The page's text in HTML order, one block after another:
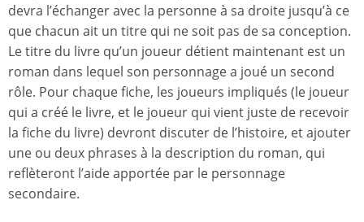
devra l’échanger avec la personne à sa droite jusqu’à ce
que chacun ait un titre qui ne soit pas de sa conception.
Le titre du livre qu’un joueur détient maintenant est un
roman dans lequel son personnage a joué un second
rôle. Pour chaque fiche, les joueurs impliqués (le joueur
qui a créé le livre, et le joueur qui vient juste de recevoir
la fiche du livre) devront discuter de l’histoire, et ajouter
une ou deux phrases à la description du roman, qui
reflèteront l’aide apportée par le personnage
secondaire.